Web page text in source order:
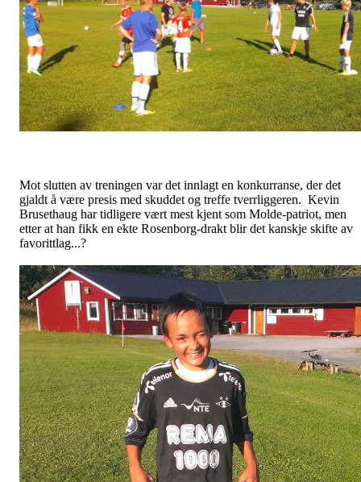
Mot slutten av treningen var det innlagt en konkurranse, der det
gjaldt å være presis med skuddet og treffe tverrliggeren. Kevin
Brusethaug har tidligere vært mest kjent som Molde-patriot, men
etter at han fikk en ekte Rosenborg-drakt blir det kanskje skifte av
favorittlag...?